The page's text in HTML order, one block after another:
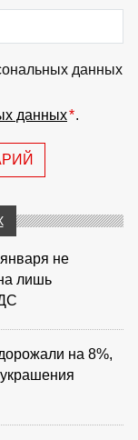
данных
данных*.
не
лишь
на 8%,